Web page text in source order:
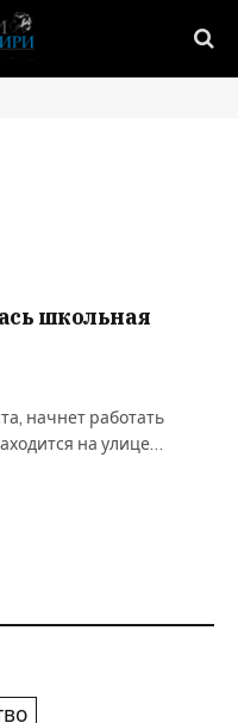
школьная
начнет работать
на улице…